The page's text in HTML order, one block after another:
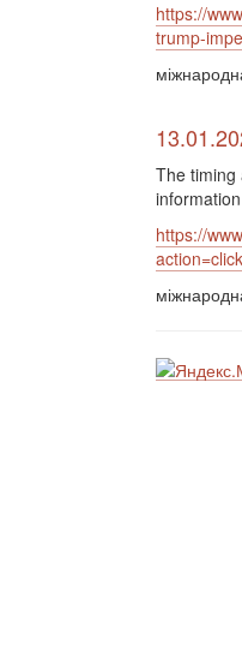
https://
trump-
The timing
https://